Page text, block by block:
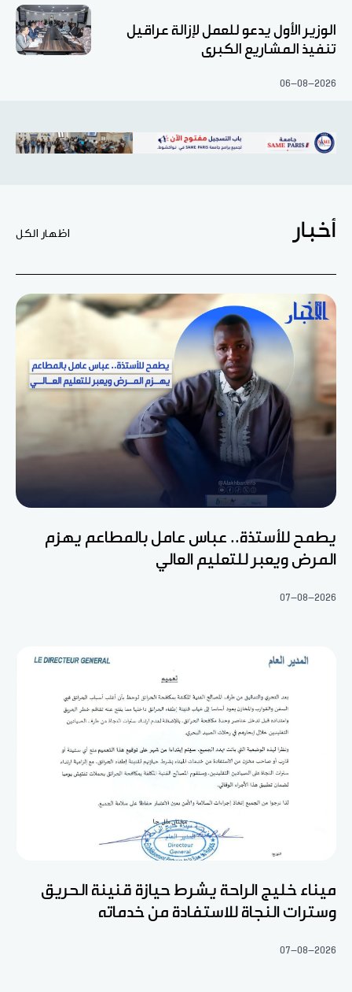
الوزير الأول يدعو للعمل لإزالة عراقيل
تنفيذ المشاريع الكبرى
06-08-2026
أخبار اظهار الكل
يطمح للأستذة.. عباس عامل بالمطاعم يهزم
المرض ويعبر للتعليم العالي
07-08-2026
ميناء خليج الراحة يشرط حيازة قنينة الحريق
وسترات النجاة للاستفادة من خدماته
07-08-2026